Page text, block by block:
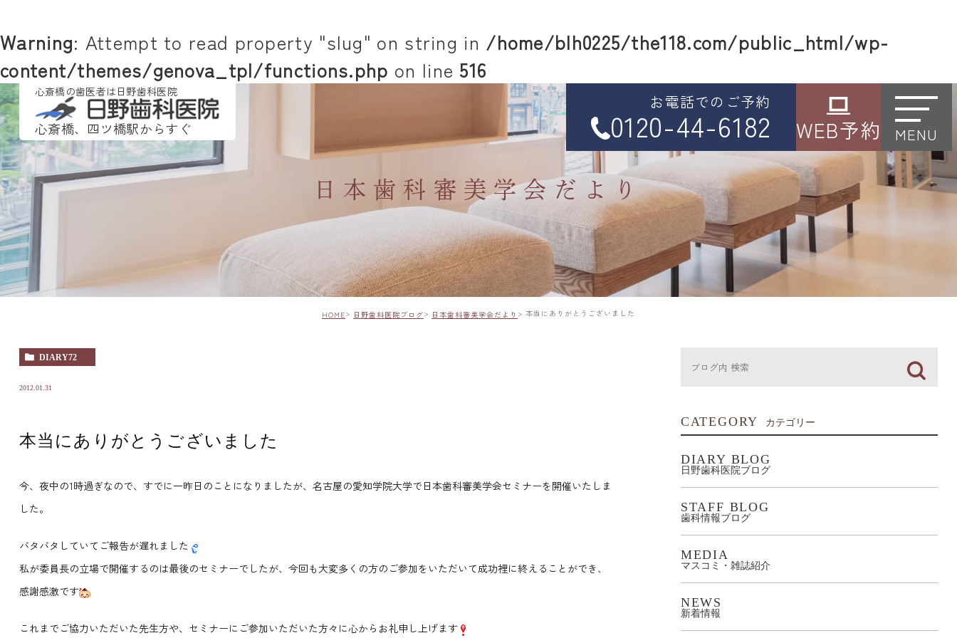
Warning: Attempt to read property "slug" on string in /home/blh0225/the118.com/public_html/wp-
content/themes/genova_tpl/functions.php on line516
心斎橋の歯医者は日野歯科医院
心斎橋、四ツ橋駅からすぐ
お電話でのご予約
0120-44-6182 WEB予約 MENU
日本歯科審美学会だより
HOME 日野歯科医院ブログ 日本歯科審美学会だより 本当にありがとうございました
DIARY72
2012.01.31
本当にありがとうございました
今、夜中の1時過ぎなので、すでに一昨日のことになりましたが、名古屋の愛知学院大学で日本歯科審美学会セミナーを開催いたしま
した。
バタバタしていてご報告が遅れました
私が委員長の立場で開催するのは最後のセミナーでしたが、今回も大変多くの方のご参加をいただいて成功裡に終えることができ、
感謝感激です
これまでご協力いただいた先生方や、セミナーにご参加いただいた方々に心からお礼申し上げます
CATEGORY カテゴリー
DIARY BLOG
日野歯科医院ブログ
STAFF BLOG
歯科情報ブログ
MEDIA
マスコミ・雑誌紹介
NEWS
新着情報